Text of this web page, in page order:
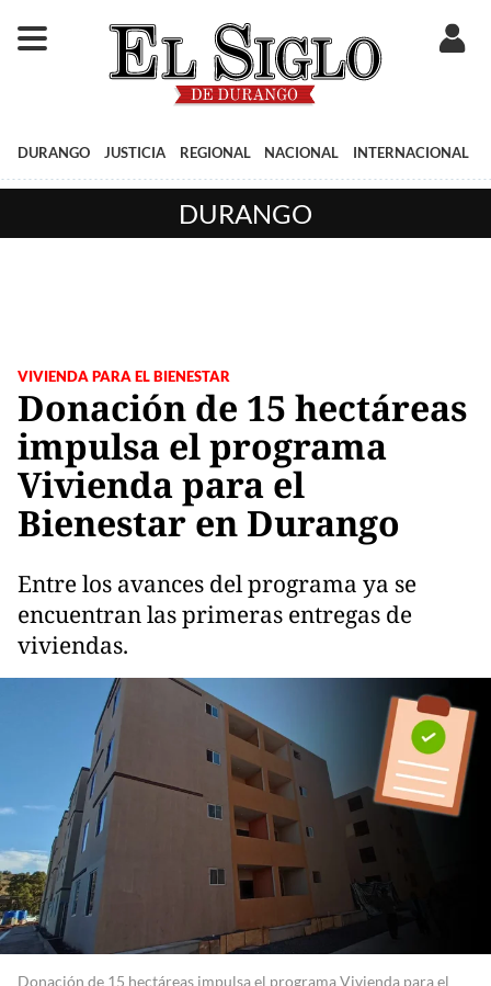
DURANGO JUSTICIA REGIONAL NACIONAL INTERNACIONAL
DURANGO
VIVIENDA PARA EL BIENESTAR
Donación de 15 hectáreas
impulsa el programa
Vivienda para el
Bienestar en Durango
Entre los avances del programa ya se
encuentran las primeras entregas de
viviendas.
Donación de 15 hectáreas impulsa el programa Vivienda para el